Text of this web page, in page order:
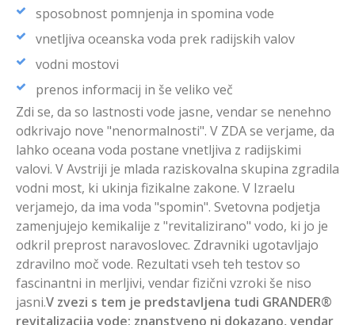
sposobnost pomnjenja in spomina vode
vnetljiva oceanska voda prek radijskih valov
vodni mostovi
prenos informacij in še veliko več
Zdi se, da so lastnosti vode jasne, vendar se nenehno
odkrivajo nove "nenormalnosti". V ZDA se verjame, da
lahko oceana voda postane vnetljiva z radijskimi
valovi. V Avstriji je mlada raziskovalna skupina zgradila
vodni most, ki ukinja fizikalne zakone. V Izraelu
verjamejo, da ima voda "spomin". Svetovna podjetja
zamenjujejo kemikalije z "revitalizirano" vodo, ki jo je
odkril preprost naravoslovec. Zdravniki ugotavljajo
zdravilno moč vode. Rezultati vseh teh testov so
fascinantni in merljivi, vendar fizični vzroki še niso
jasni.V zvezi s tem je predstavljena tudi GRANDER®
revitalizacija vode; znanstveno ni dokazano, vendar